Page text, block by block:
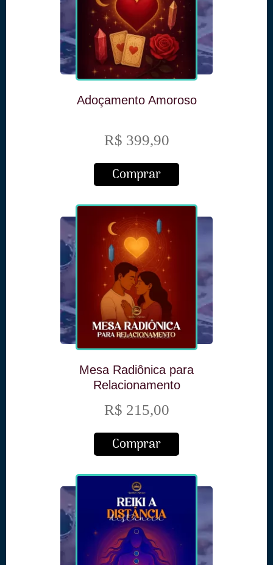
Adoçamento Amoroso
R$ 399,90
Comprar
Mesa Radiônica para
Relacionamento
R$ 215,00
Comprar